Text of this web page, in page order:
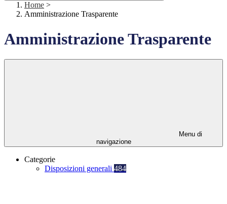
Home >
Amministrazione Trasparente
Amministrazione Trasparente
Menu di
navigazione
Categorie
Disposizioni generali 484